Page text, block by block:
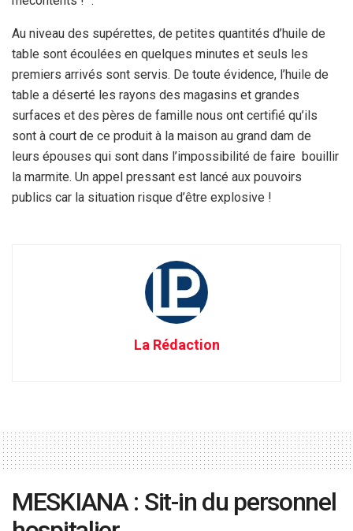
Au niveau des supérettes, de petites quantités d’huile de
table sont écoulées en quelques minutes et seuls les
premiers arrivés sont servis. De toute évidence, l’huile de
table a déserté les rayons des magasins et grandes
surfaces et des pères de famille nous ont certifié qu’ils
sont à court de ce produit à la maison au grand dam de
leurs épouses qui sont dans l’impossibilité de faire bouillir
la marmite. Un appel pressant est lancé aux pouvoirs
publics car la situation risque d’être explosive !
La Rédaction
MESKIANA : Sit-in du personnel